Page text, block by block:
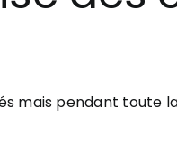
mais pendant toute